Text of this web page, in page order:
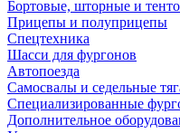
Бортовые, шторные и
Прицепы и полуприцепы
Спецтехника
Шасси для фургонов
Автопоезда
Самосвалы и седельные
Специализированные
Дополнительное